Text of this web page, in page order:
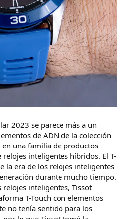
2023 se parece más a un
de ADN de la colección
en una familia de productos
inteligentes híbridos. El T-
la era de los relojes inteligentes
durante mucho tiempo.
relojes inteligentes, Tissot
T-Touch con elementos
no tenía sentido para los